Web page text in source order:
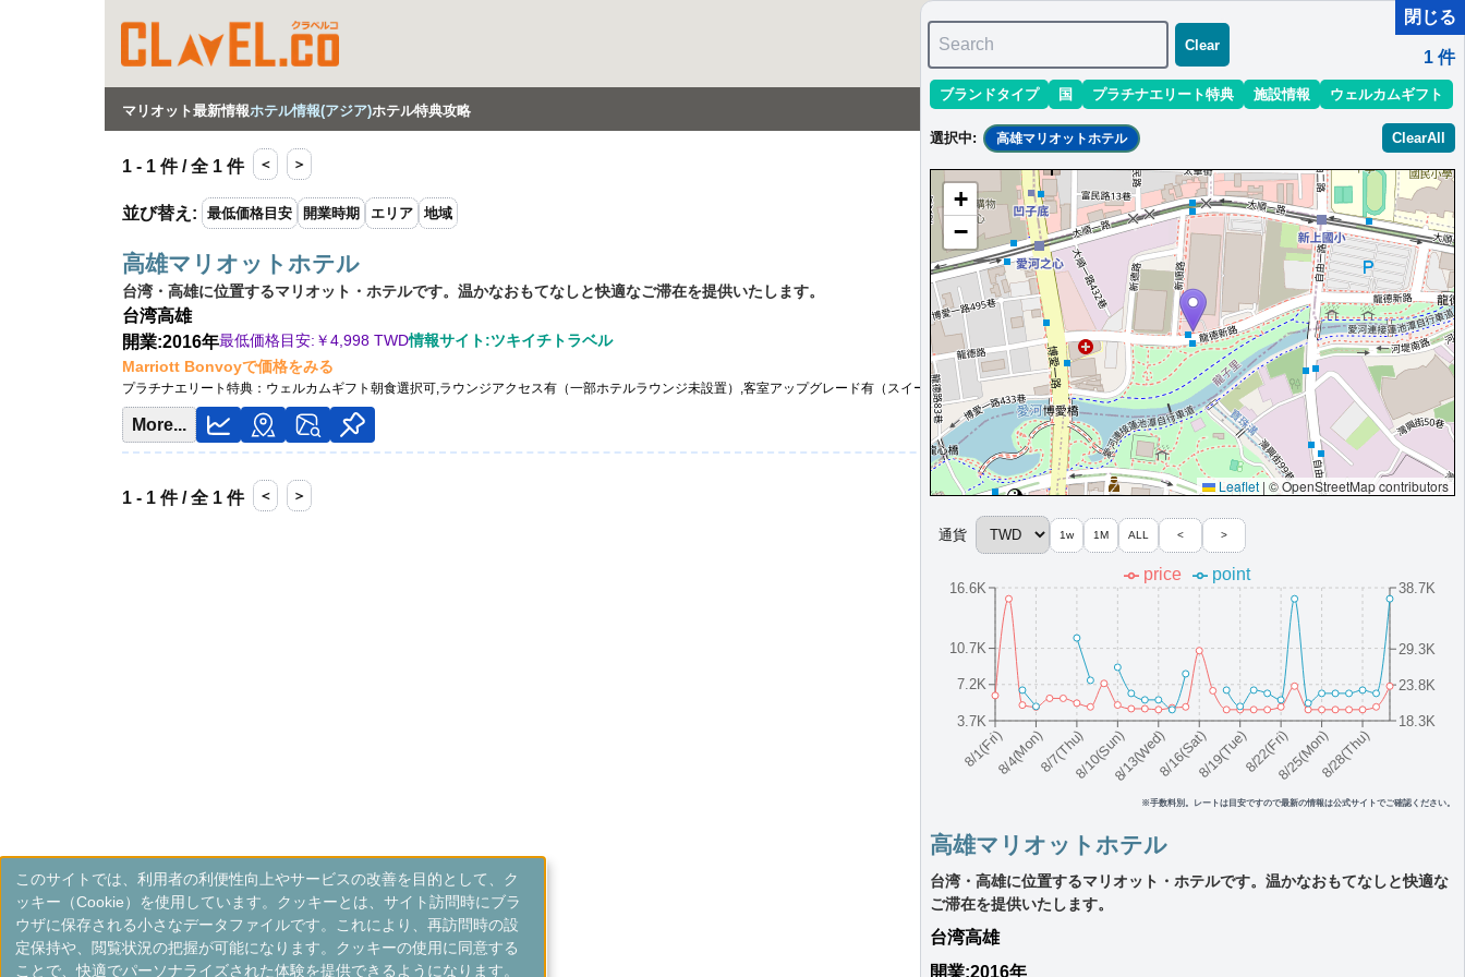
マリオット最新情報ホテル情報(アジア)ホテル特典攻略
1 - 1 件 / 全 1 件 ＜ ＞
並び替え : 最低価格目安 開業時期 エリア 地域
高雄マリオットホテル
台湾・高雄に位置するマリオット・ホテルです。温かなおもてなしと快適なご滞在を提供いたします。
台湾高雄
開業:2016年最低価格目安:￥4,998 TWD情報サイト:ツキイチトラベル
Marriott Bonvoyで価格をみる
プラチナエリート特典： ウェルカムギフト朝食選択可,ラウンジアクセス有（一部ホテルラウンジ未設置）,客室アップグレード有（スイート含む）,エグゼクティブラウンジでのイブニングカクテル提供
More...
1 - 1 件 / 全 1 件 ＜ ＞
閉じる
Search
Clear
1 件
ブランドタイプ 国 プラチナエリート特典 施設情報 ウェルカムギフト
選択中: 高雄マリオットホテル ClearAll
+
−
Leaflet | © OpenStreetMap contributors
8/1(Fri)8/4(Mon)8/7(Thu)8/10(Sun)8/13(Wed)8/16(Sat)8/19(Tue)8/22(Fri)8/25(Mon)8/28(Thu)
3.7K
7.2K
10.7K
16.6K
18.3K
23.8K
29.3K
38.7K
price point
※手数料別。レートは目安ですので最新の情報は公式サイトでご確認ください。
通貨 1w 1M ALL < >
高雄マリオットホテル
台湾・高雄に位置するマリオット・ホテルです。温かなおもてなしと快適な
ご滞在を提供いたします。
台湾高雄
開業:2016年
このサイトでは、利用者の利便性向上やサービスの改善を目的として、ク
ッキー（Cookie）を使用しています。クッキーとは、サイト訪問時にブラ
ウザに保存される小さなデータファイルです。これにより、再訪問時の設
定保持や、閲覧状況の把握が可能になります。クッキーの使用に同意する
ことで、快適でパーソナライズされた体験を提供できるようになります。